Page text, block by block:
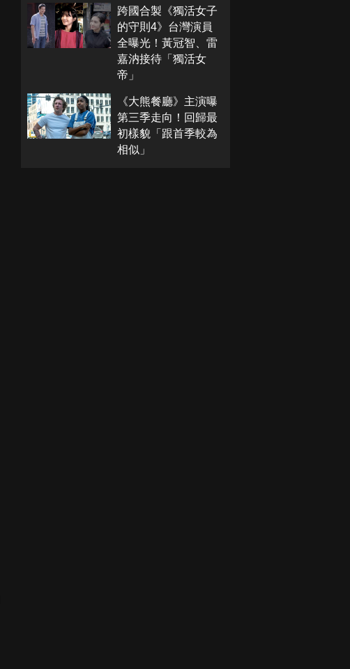
跨國合製《獨活女子
的守則4》台灣演員
全曝光！黃冠智、雷
嘉汭接待「獨活女
帝」
《大熊餐廳》主演曝
第三季走向！回歸最
初樣貌「跟首季較為
相似」